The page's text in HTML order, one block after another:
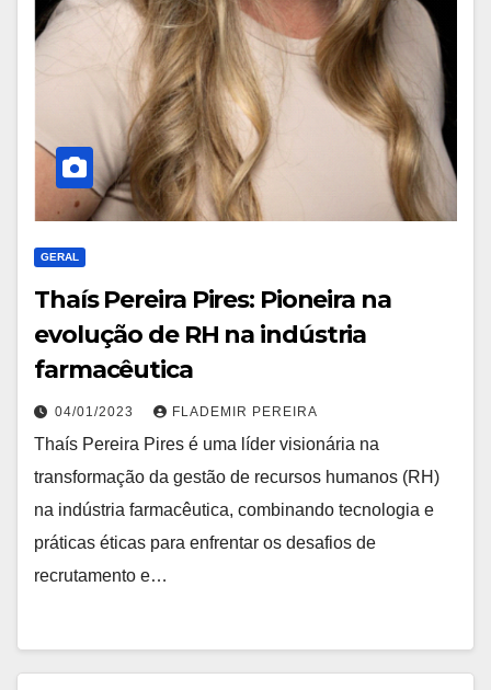
GERAL
Thaís Pereira Pires: Pioneira na
evolução de RH na indústria
farmacêutica
04/01/2023 FLADEMIR PEREIRA
Thaís Pereira Pires é uma líder visionária na
transformação da gestão de recursos humanos (RH)
na indústria farmacêutica, combinando tecnologia e
práticas éticas para enfrentar os desafios de
recrutamento e…